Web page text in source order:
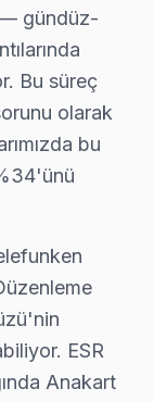
Beylikdüzü
montajı
ve kanal
uydu bağlantı
ve
ve
ünitesi'nizin
Bakım
— gündüz-
Bu süreç
olarak
bu
ESR
Anakart